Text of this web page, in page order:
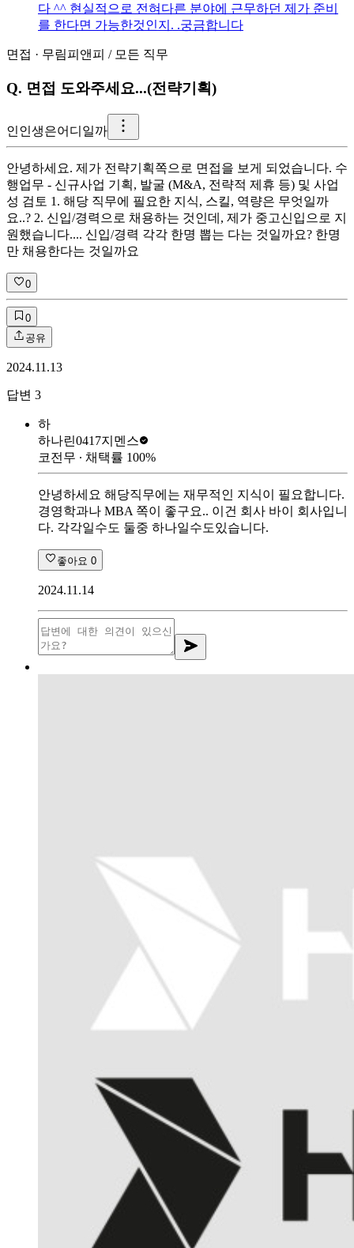
다 ^^ 현실적으로 전혀다른 분야에 근무하던 제가 준비
를 한다면 가능한것인지. .궁금합니다
면접 · 무림피앤피 / 모든 직무
Q. 면접 도와주세요...(전략기획)
인인생은어디일까
안녕하세요. 제가 전략기획쪽으로 면접을 보게 되었습니다. 수
행업무 - 신규사업 기획, 발굴 (M&A, 전략적 제휴 등) 및 사업
성 검토 1. 해당 직무에 필요한 지식, 스킬, 역량은 무엇일까
요..? 2. 신입/경력으로 채용하는 것인데, 제가 중고신입으로 지
원했습니다.... 신입/경력 각각 한명 뽑는 다는 것일까요? 한명
만 채용한다는 것일까요
0
0
공유
2024.11.13
답변 3
하
하나린0417지멘스
코전무 ∙ 채택률 100%
안녕하세요 해당직무에는 재무적인 지식이 필요합니다.
경영학과나 MBA 쪽이 좋구요.. 이건 회사 바이 회사입니
다. 각각일수도 둘중 하나일수도있습니다.
좋아요 0
2024.11.14